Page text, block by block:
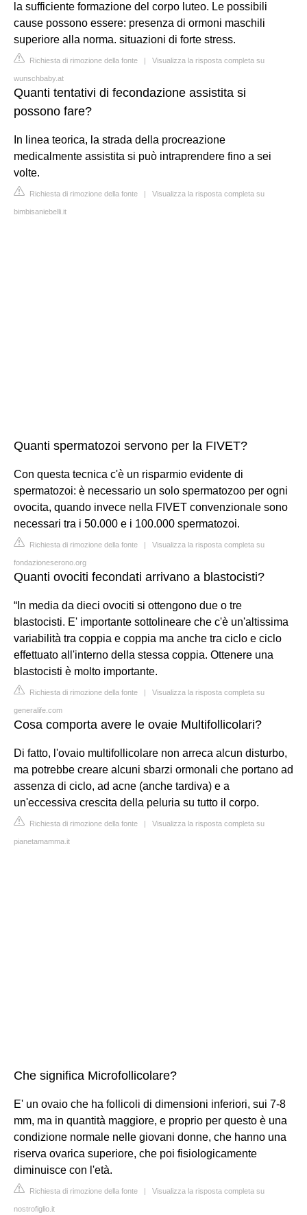
la sufficiente formazione del corpo luteo. Le possibili
cause possono essere: presenza di ormoni maschili
superiore alla norma. situazioni di forte stress.
Richiesta di rimozione della fonte | Visualizza la risposta completa su
wunschbaby.at
Quanti tentativi di fecondazione assistita si
possono fare?
In linea teorica, la strada della procreazione
medicalmente assistita si può intraprendere fino a sei
volte.
Richiesta di rimozione della fonte | Visualizza la risposta completa su
bimbisaniebelli.it
Quanti spermatozoi servono per la FIVET?
Con questa tecnica c'è un risparmio evidente di
spermatozoi: è necessario un solo spermatozoo per ogni
ovocita, quando invece nella FIVET convenzionale sono
necessari tra i 50.000 e i 100.000 spermatozoi.
Richiesta di rimozione della fonte | Visualizza la risposta completa su
fondazioneserono.org
Quanti ovociti fecondati arrivano a blastocisti?
“In media da dieci ovociti si ottengono due o tre
blastocisti. E' importante sottolineare che c'è un'altissima
variabilità tra coppia e coppia ma anche tra ciclo e ciclo
effettuato all'interno della stessa coppia. Ottenere una
blastocisti è molto importante.
Richiesta di rimozione della fonte | Visualizza la risposta completa su
generalife.com
Cosa comporta avere le ovaie Multifollicolari?
Di fatto, l'ovaio multifollicolare non arreca alcun disturbo,
ma potrebbe creare alcuni sbarzi ormonali che portano ad
assenza di ciclo, ad acne (anche tardiva) e a
un'eccessiva crescita della peluria su tutto il corpo.
Richiesta di rimozione della fonte | Visualizza la risposta completa su
pianetamamma.it
Che significa Microfollicolare?
E' un ovaio che ha follicoli di dimensioni inferiori, sui 7-8
mm, ma in quantità maggiore, e proprio per questo è una
condizione normale nelle giovani donne, che hanno una
riserva ovarica superiore, che poi fisiologicamente
diminuisce con l'età.
Richiesta di rimozione della fonte | Visualizza la risposta completa su
nostrofiglio.it